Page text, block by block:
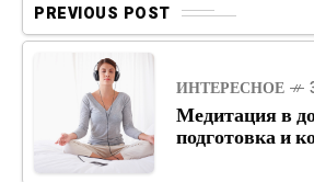
PREVIOUS POST
ИНТЕРЕСНОЕ
Медитация в
подготовка и